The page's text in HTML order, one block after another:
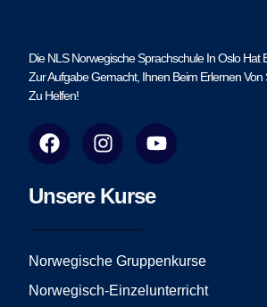
Die NLS Norwegische Sprachschule In Oslo Hat
Zur Aufgabe Gemacht, Ihnen Beim Erlernen Von
Zu Helfen!
F
a
e
o
o
I
n
t
g
r
m
Y
o
t
e
Unsere Kurse
Norwegische Gruppenkurse
Norwegisch-Einzelunterricht